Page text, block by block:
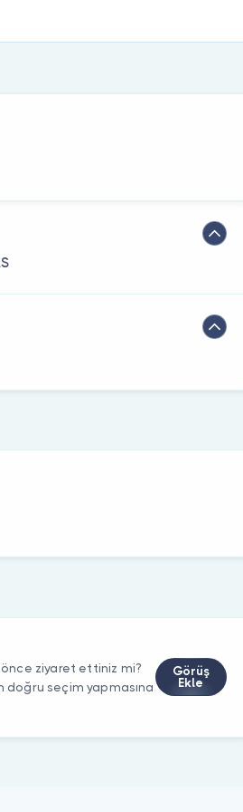
önce ziyaret ettiniz mi?
doğru seçim yapmasına
Görüş
Ekle